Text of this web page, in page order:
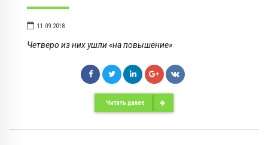
11.09.2018
Четверо из них ушли «на повышение»
Читать далее